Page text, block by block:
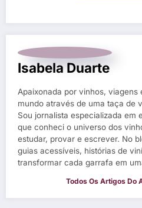
Isabela Duarte
Apaixonada por vinhos, viagens
mundo através de uma taça de
Sou jornalista especializada em
que conheci o universo dos
estudar, provar e escrever. No
guias acessíveis, histórias de
transformar cada garrafa em